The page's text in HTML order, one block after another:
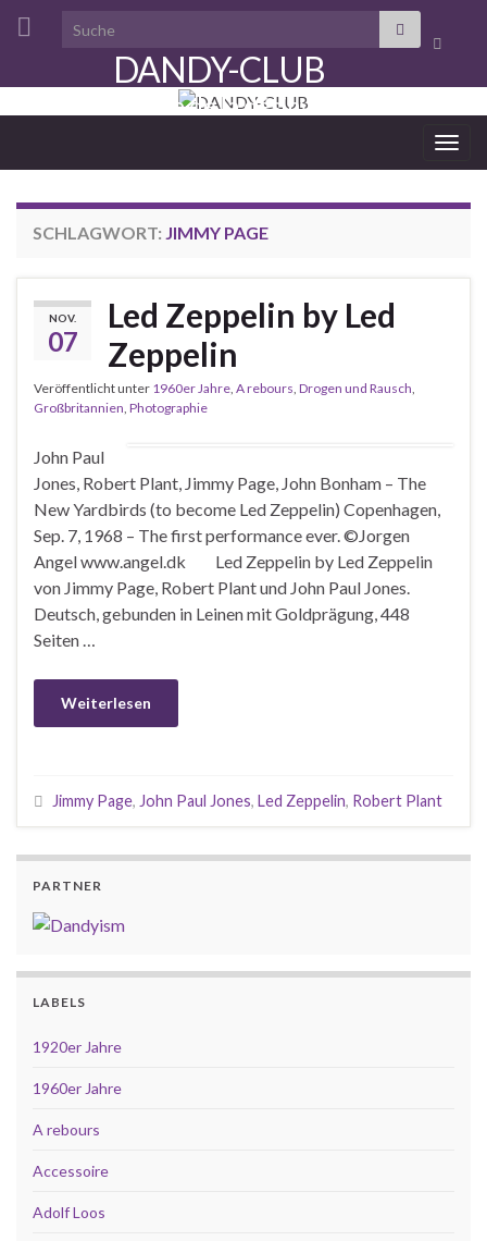
Search for:
DANDY-CLUB
aristocratie de la désinvolture
SCHLAGWORT: JIMMY PAGE
NOV.
07
Led Zeppelin by Led
Zeppelin
Veröffentlicht unter 1960er Jahre A rebours Drogen und Rausch
Großbritannien Photographie
John Paul
Jones, Robert Plant, Jimmy Page, John Bonham – The
New Yardbirds (to become Led Zeppelin) Copenhagen,
Sep. 7, 1968 – The first performance ever. ©Jorgen
Angel www.angel.dk Led Zeppelin by Led Zeppelin
von Jimmy Page, Robert Plant und John Paul Jones.
Deutsch, gebunden in Leinen mit Goldprägung, 448
Seiten …
Weiterlesen
Jimmy Page, John Paul Jones, Led Zeppelin, Robert Plant
PARTNER
LABELS
1920er Jahre
1960er Jahre
A rebours
Accessoire
Adolf Loos